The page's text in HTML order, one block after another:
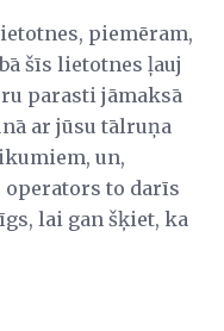
piemēram,
šīs lietotnes ļauj
parasti jāmaksā
ar jūsu tālruņa
un,
operators to darīs
lai gan šķiet, ka